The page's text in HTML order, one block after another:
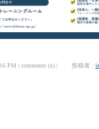
PM | comments (x) | 投稿者 :